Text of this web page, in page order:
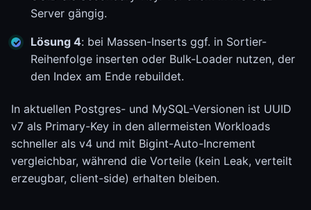
Server gängig.
Lösung 4: bei Massen-Inserts ggf. in Sortier-
Reihenfolge inserten oder Bulk-Loader nutzen, der
den Index am Ende rebuildet.
In aktuellen Postgres- und MySQL-Versionen ist UUID
v7 als Primary-Key in den allermeisten Workloads
schneller als v4 und mit Bigint-Auto-Increment
vergleichbar, während die Vorteile (kein Leak, verteilt
erzeugbar, client-side) erhalten bleiben.